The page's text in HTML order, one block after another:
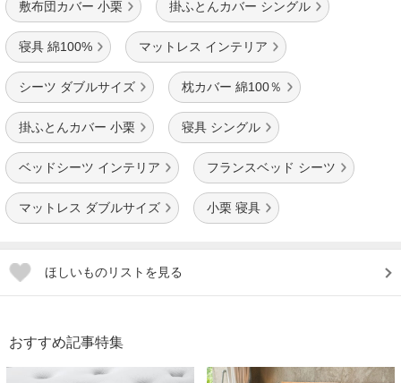
敷布団カバー 小栗 掛ふとんカバー シングル
寝具 綿100% マットレス インテリア
シーツ ダブルサイズ 枕カバー 綿100％
掛ふとんカバー 小栗 寝具 シングル
ベッドシーツ インテリア フランスベッド シーツ
マットレス ダブルサイズ 小栗 寝具
ほしいものリストを見る
おすすめ記事特集